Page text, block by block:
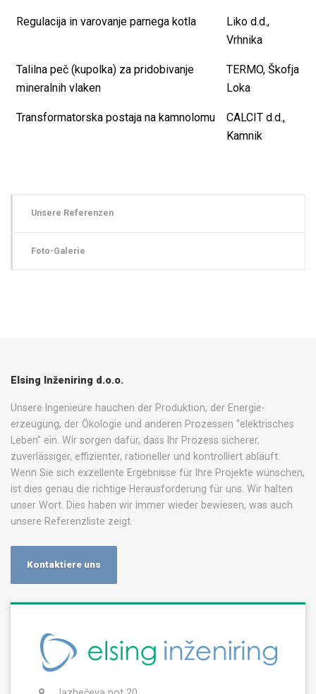
Regulacija in varovanje parnega kotla
Liko d.d.,
Vrhnika
Talilna peč (kupolka) za pridobivanje
mineralnih vlaken
TERMO, Škofja
Loka
Transformatorska postaja na kamnolomu
CALCIT d.d.,
Kamnik
Unsere Referenzen
Foto-Galerie
Elsing Inženiring d.o.o.
Unsere Ingenieure hauchen der Produktion, der Energie-
erzeugung, der Ökologie und anderen Prozessen "elektrisches
Leben" ein. Wir sorgen dafür, dass Ihr Prozess sicherer,
zuverlässiger, effizienter, rationeller und kontrolliert abläuft.
Wenn Sie sich exzellente Ergebnisse für Ihre Projekte wünschen,
ist dies genau die richtige Herausforderung für uns. Wir halten
unser Wort. Dies haben wir immer wieder bewiesen, was auch
unsere Referenzliste zeigt.
Kontaktiere uns